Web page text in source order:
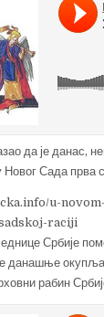
да је данас,
Новог Сада прва
u-
raciji
Србије
данашње
рабин